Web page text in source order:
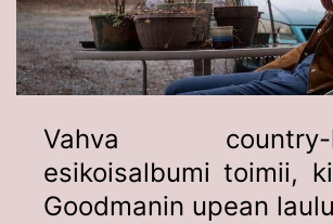
Vahva country-
esikoisalbumi toimii,
Goodmanin upean